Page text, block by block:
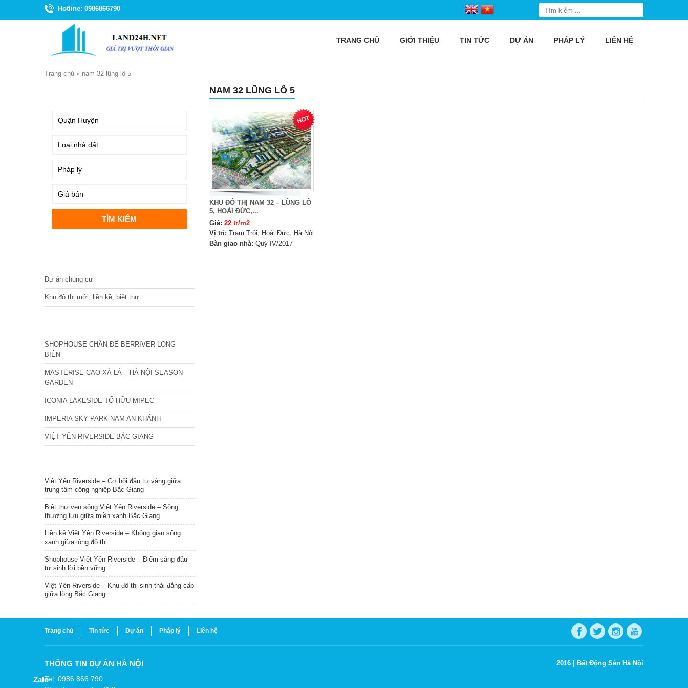
Hotline: 0986866790
TRANG CHỦ GIỚI THIỆU TIN TỨC DỰ ÁN PHÁP LÝ LIÊN HỆ
Trang chủ » nam 32 lũng lô 5
NAM 32 LŨNG LÔ 5
KHU ĐÔ THỊ NAM 32 – LŨNG LÔ
5, HOÀI ĐỨC,...
Giá: 22 tr/m2
Vị trí: Trạm Trôi, Hoài Đức, Hà Nội
Bàn giao nhà: Quý IV/2017
Dự án chung cư
Khu đô thị mới, liền kề, biệt thự
SHOPHOUSE CHÂN ĐẾ BERRIVER LONG
BIÊN
MASTERISE CAO XÀ LÁ – HÀ NỘI SEASON
GARDEN
ICONIA LAKESIDE TỐ HỮU MIPEC
IMPERIA SKY PARK NAM AN KHÁNH
VIỆT YÊN RIVERSIDE BẮC GIANG
Việt Yên Riverside – Cơ hội đầu tư vàng giữa
trung tâm công nghiệp Bắc Giang
Biệt thự ven sông Việt Yên Riverside – Sống
thượng lưu giữa miền xanh Bắc Giang
Liền kề Việt Yên Riverside – Không gian sống
xanh giữa lòng đô thị
Shophouse Việt Yên Riverside – Điểm sáng đầu
tư sinh lời bền vững
Việt Yên Riverside – Khu đô thị sinh thái đẳng cấp
giữa lòng Bắc Giang
Trang chủ Tin tức Dự án Pháp lý Liên hệ
THÔNG TIN DỰ ÁN HÀ NỘI
Tel: 0986 866 790
2016 | Bất Động Sản Hà Nội
Zalo